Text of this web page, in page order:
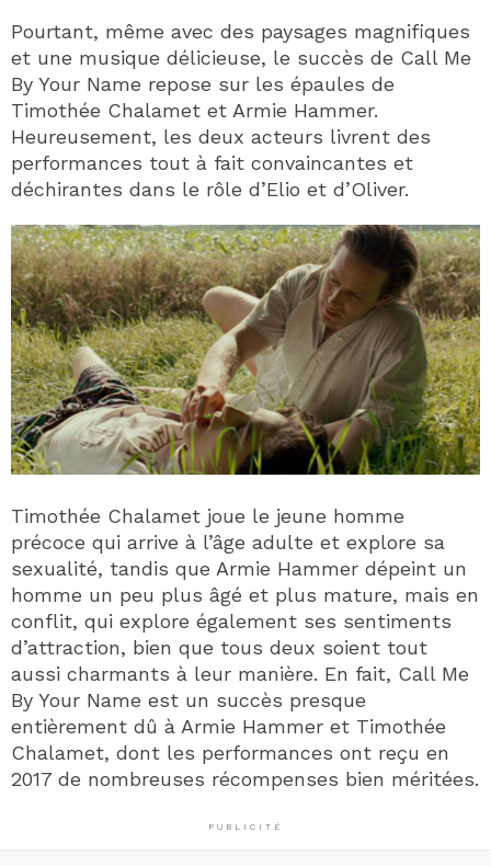
Pourtant, même avec des paysages magnifiques
et une musique délicieuse, le succès de Call Me
By Your Name repose sur les épaules de
Timothée Chalamet et Armie Hammer.
Heureusement, les deux acteurs livrent des
performances tout à fait convaincantes et
déchirantes dans le rôle d’Elio et d’Oliver.
Timothée Chalamet joue le jeune homme
précoce qui arrive à l’âge adulte et explore sa
sexualité, tandis que Armie Hammer dépeint un
homme un peu plus âgé et plus mature, mais en
conflit, qui explore également ses sentiments
d’attraction, bien que tous deux soient tout
aussi charmants à leur manière. En fait, Call Me
By Your Name est un succès presque
entièrement dû à Armie Hammer et Timothée
Chalamet, dont les performances ont reçu en
2017 de nombreuses récompenses bien méritées.
PUBLICITÉ